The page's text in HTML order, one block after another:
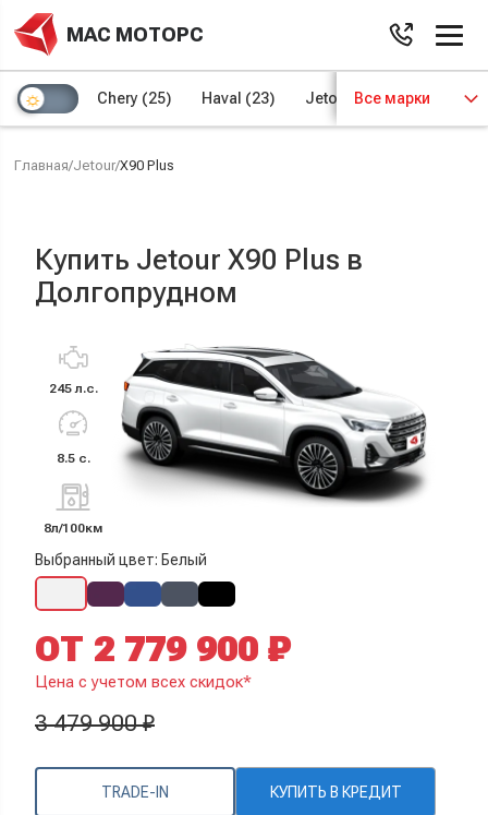
МАС МОТОРС
Chery (25) Haval (23) Jetour (8) Kaiyi (4)
Все марки
Главная/Jetour/X90 Plus
Купить Jetour X90 Plus в
Долгопрудном
245 л.с.
8.5 с.
8л/100км
Выбранный цвет: Белый
TRADE-IN КУПИТЬ В КРЕДИТ
ОТ 2 779 900 ₽
Цена с учетом всех скидок*
3 479 900 ₽